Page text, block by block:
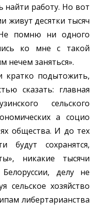
найти работу. Но вот
живут десятки тысяч
помню ни одного
ко мне с такой
нечем заняться».
подытожить,
сказать: главная
сельского
а социо
общества. И до тех
будут сохранятся,
никакие тысячи
делу не
сельское хозяйство
либертарианства